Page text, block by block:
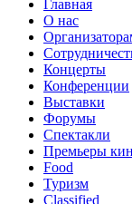
Главная
О нас
Концерты
Конференции
Выставки
Форумы
Спектакли
Премьеры
Food
Туризм
Сlassified